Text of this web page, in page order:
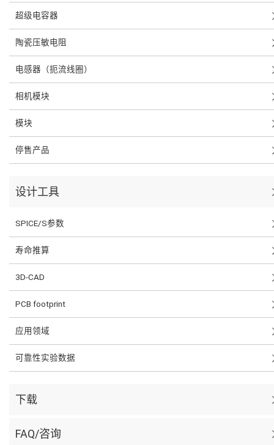
超级电容器
陶瓷压敏电阻
电感器（扼流线圈）
相机模块
模块
停售产品
设计工具
SPICE/S参数
寿命推算
3D-CAD
PCB footprint
应用领域
可靠性实验数据
下载
FAQ/咨询